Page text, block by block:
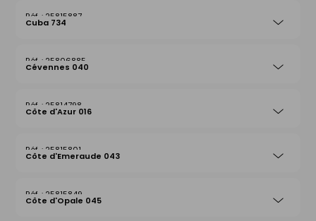
25815887
Cuba 734
25806885
Cévennes 040
25814798
Côte d'Azur 016
25815801
Côte d'Emeraude 043
25815849
Côte d'Opale 045